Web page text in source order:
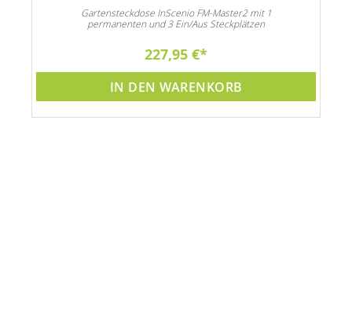
Gartensteckdose InScenio FM-Master2 mit 1
permanenten und 3 Ein/Aus Steckplätzen
227,95 €
IN DEN WARENKORB